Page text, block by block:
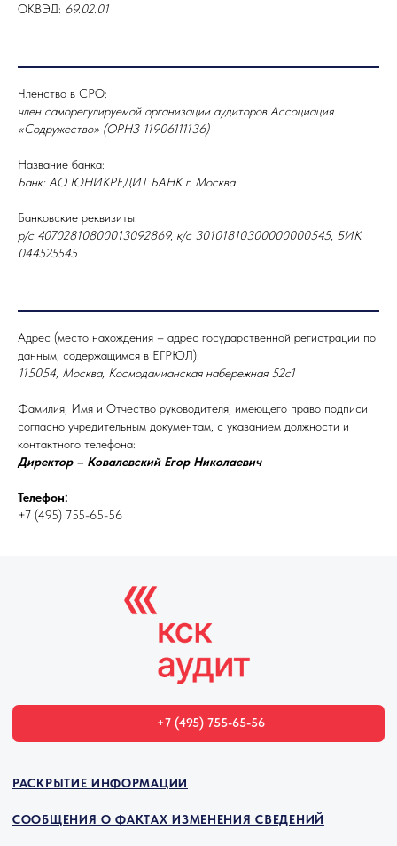
ОКВЭД: 69.02.01
Членство в СРО:
член саморегулируемой организации аудиторов Ассоциация
«Содружество» (ОРНЗ 11906111136)
Название банка:
Банк: АО ЮНИКРЕДИТ БАНК г. Москва
Банковские реквизиты:
р/с 40702810800013092869, к/с 30101810300000000545, БИК
044525545
Адрес (место нахождения – адрес государственной регистрации по
данным, содержащимся в ЕГРЮЛ):
115054, Москва, Космодамианская набережная 52с1
Фамилия, Имя и Отчество руководителя, имеющего право подписи
согласно учредительным документам, с указанием должности и
контактного телефона:
Директор – Ковалевский Егор Николаевич
Телефон:
+7 (495) 755-65-56
КОНТАКТЫ
РАСКРЫТИЕ ИНФОРМАЦИИ
Политика конфиденциальности